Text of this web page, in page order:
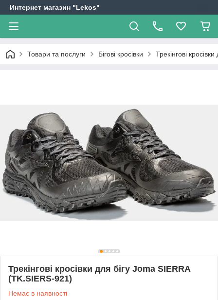
Интернет магазин "Lekos"
Товари та послуги Бігові кросівки Трекінгові
Трекінгові кросівки для бігу Joma SIERRA
(TK.SIERS-921)
Немає в наявності